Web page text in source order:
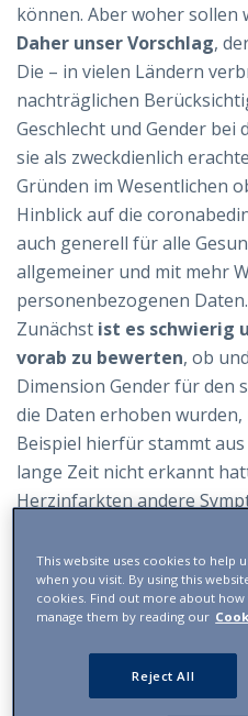
können. Aber woher sollen
Daher unser Vorschlag,
Die – in vielen Ländern
nachträglichen
Geschlecht und Gender
sie als zweckdienlich
Gründen im Wesentlichen
Hinblick auf die
auch generell für alle
allgemeiner und mit mehr
personenbezogenen
Zunächst ist es schwierig
vorab zu bewerten, ob
Dimension Gender für den
die Daten erhoben
Beispiel hierfür stammt
lange Zeit nicht erkannt
Herzinfarkten andere
eine Frage, die über
kann.
Ein weiterer Grund hat mit
der Wert der Daten in dem
vorab nur schwer
können Diskussionen
This website uses cookies to help
when you visit. By using this
cookies. Find out more about
manage them by reading our
Reject All